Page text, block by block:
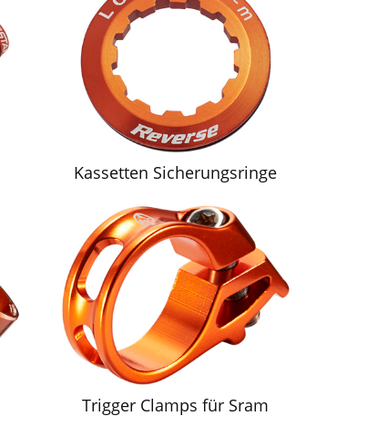
Kassetten Sicherungsringe
Trigger Clamps für Sram